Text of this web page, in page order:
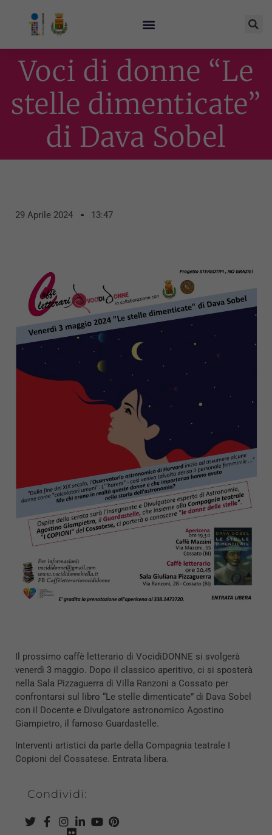
Voci di donne “Le
stelle dimenticate”
di Dava Sobel
29 Aprile 2024 13:47
Il prossimo caffè letterario di VocidiDONNE si svolgerà
venerdì 3 maggio. Dopo il classico aperitivo, ci si sposterà
nella Sala Pizzaguerra di Villa Ranzoni a Cossato per
confrontarsi sul libro “Le stelle dimenticate” di Dava Sobel
con il Docente e Divulgatore astronomico Agostino
Giampietro, il famoso Guardastelle.
Interventi artistici da parte della Compagnia teatrale I
Copioni del Cossatese. Entrata libera.
Condividi: